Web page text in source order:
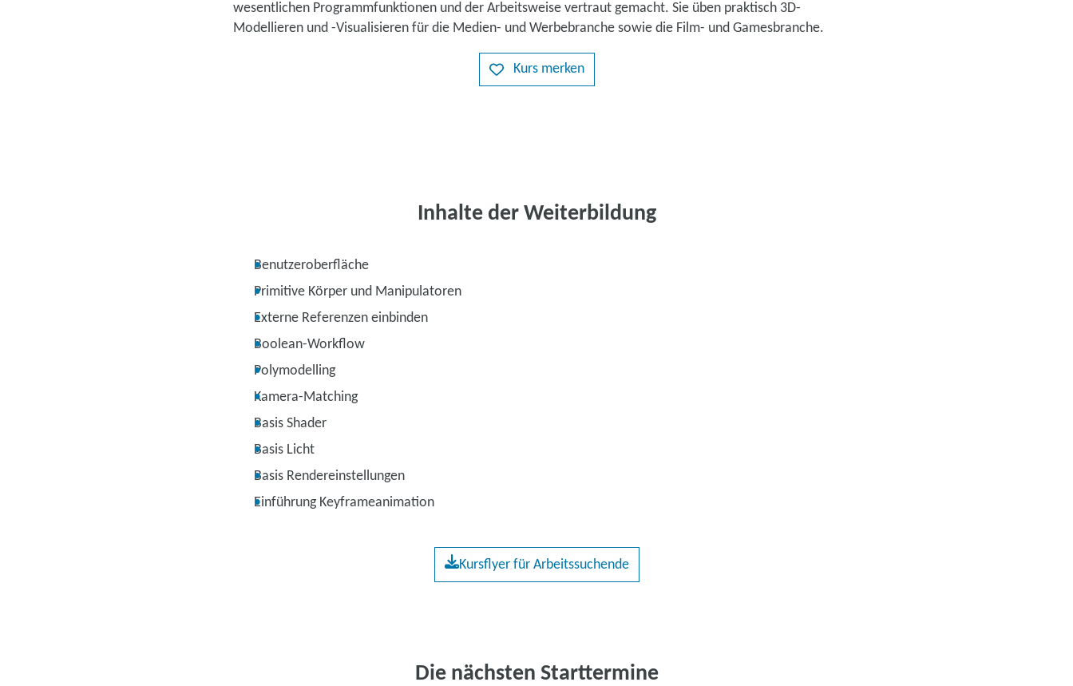
wesentlichen Programmfunktionen und der Arbeitsweise vertraut gemacht. Sie üben praktisch 3D-
Modellieren und -Visualisieren für die Medien- und Werbebranche sowie die Film- und Gamesbranche.
Kurs merken
Inhalte der Weiterbildung
Benutzeroberfläche
Primitive Körper und Manipulatoren
Externe Referenzen einbinden
Boolean-Workflow
Polymodelling
Kamera-Matching
Basis Shader
Basis Licht
Basis Rendereinstellungen
Einführung Keyframeanimation
Kursflyer für Arbeitssuchende
Die nächsten Starttermine